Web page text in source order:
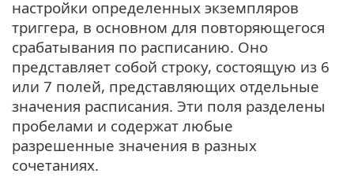
настройки определенных экземпляров
триггера, в основном для повторяющегося
срабатывания по расписанию. Оно
представляет собой строку, состоящую из 6
или 7 полей, представляющих отдельные
значения расписания. Эти поля разделены
пробелами и содержат любые
разрешенные значения в разных
сочетаниях.